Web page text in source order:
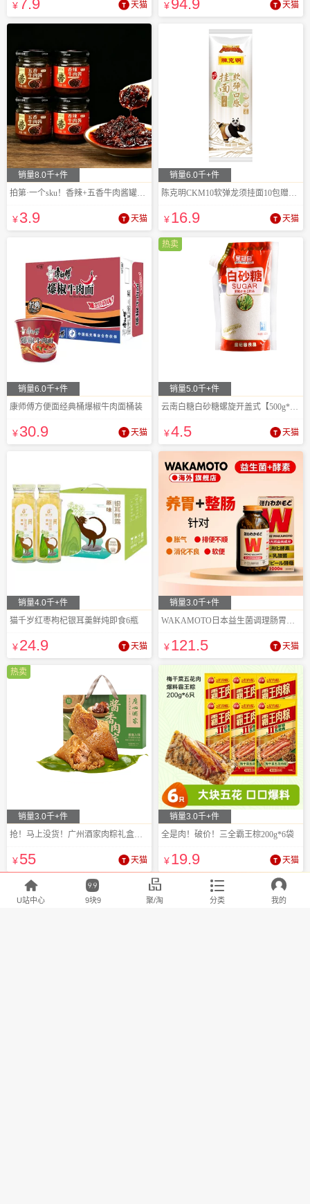
¥7.9 天猫 ¥94.9 天猫
销量8.0千+件
拍第·一个sku！香辣+五香牛肉酱罐装下饭酱
¥3.9 天猫
销量6.0千+件
陈克明CKM10软弹龙须挂面10包赠5包
¥16.9 天猫
销量6.0千+件
康师傅方便面经典桶爆椒牛肉面桶装
¥30.9 天猫
热卖
销量5.0千+件
云南白糖白砂糖螺旋开盖式【500g*1袋】
¥4.5 天猫
销量4.0千+件
猫千岁红枣枸杞银耳羹鲜炖即食6瓶
¥24.9 天猫
销量3.0千+件
WAKAMOTO日本益生菌调理肠胃酵素丸1000粒
¥121.5 天猫
热卖
销量3.0千+件
抢！马上没货！广州酒家肉粽礼盒鲜肉粽子
¥55 天猫
销量3.0千+件
全是肉！破价！三全霸王棕200g*6袋
¥19.9 天猫

U站中心

9块9

聚/淘

分类

我的